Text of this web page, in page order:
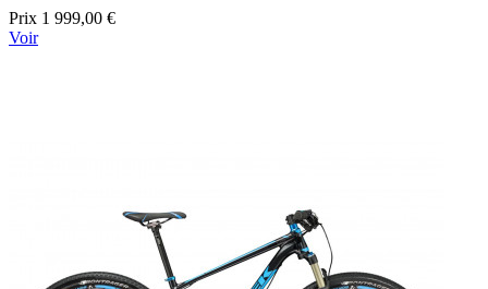
Prix 1 999,00 €
Voir